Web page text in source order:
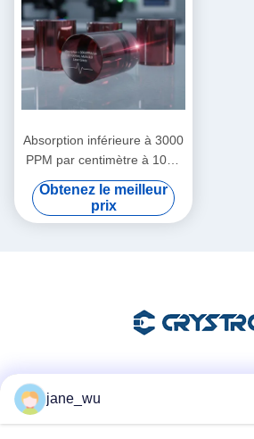
Absorption inférieure à 3000
PPM par centimètre à 1064
nanomètres Cristaux
magnéto-optiques à dureté
Mohs 8 point 0 idéaux pour
Obtenez le meilleur
prix
jane_wu